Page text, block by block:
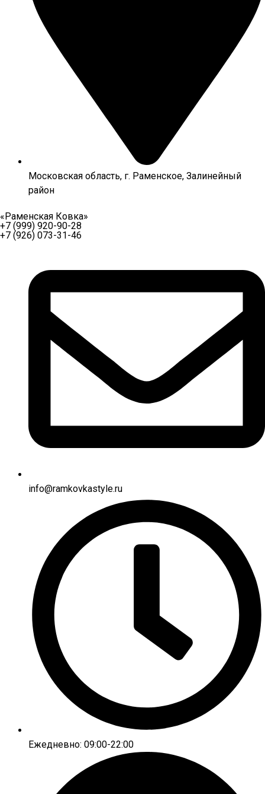
Московская область, г. Раменское, Залинейный
район
«Раменская Ковка»
+7 (999) 920-90-28
+7 (926) 073-31-46
info@ramkovkastyle.ru
Ежедневно: 09:00-22:00